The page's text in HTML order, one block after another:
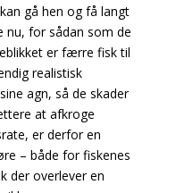
gå hen og få langt
nu, for sådan som de
er færre fisk til
realistisk
agn, så de skader
at afkroge
er derfor en
– både for fiskenes
der overlever en